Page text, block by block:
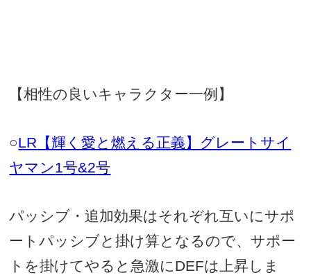
【相性の良いキャラクター一例】
○LR 【輝く愛と燃える正義】グレートサイ
ヤマン1号&2号
パッシブ・追加効果はそれぞれ互いにサポ
ートパッシブと掛け算となるので、サポー
トを掛けてやると急激にDEFは上昇しま